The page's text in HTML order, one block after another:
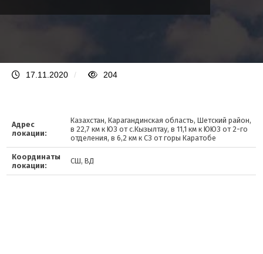
17.11.2020 / 204
Адрес
локации:
Казахстан, Карагандинская область, Шетский район,
в 22,7 км к ЮЗ от с.Кызылтау, в 11,1 км к ЮЮЗ от 2-го
отделения, в 6,2 км к СЗ от горы Каратобе
Координаты
локации:
СШ, ВД